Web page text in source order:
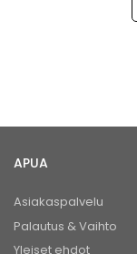
APUA
Asiakaspalvelu
Palautus & Vaihto
Yleiset ehdot